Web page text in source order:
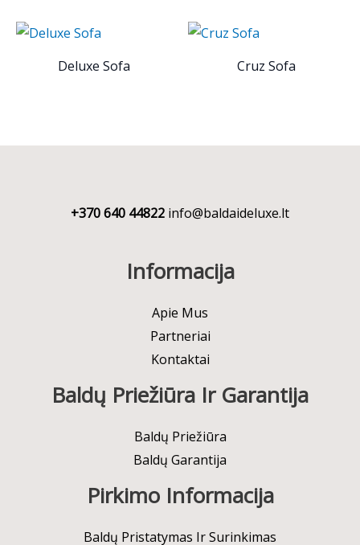
Deluxe Sofa Cruz Sofa
+370 640 44822 info@baldaideluxe.lt
Informacija
Apie Mus
Partneriai
Kontaktai
Baldų Priežiūra Ir Garantija
Baldų Priežiūra
Baldų Garantija
Pirkimo Informacija
Baldų Pristatymas Ir Surinkimas